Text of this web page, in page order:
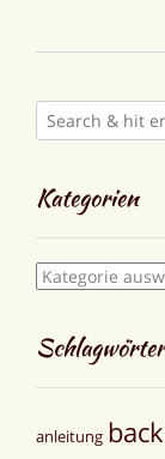
Kategorien
Kategorien
Schlagwörter
anleitung